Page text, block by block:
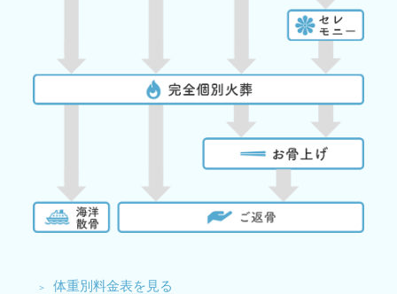
体重別料金表を見る